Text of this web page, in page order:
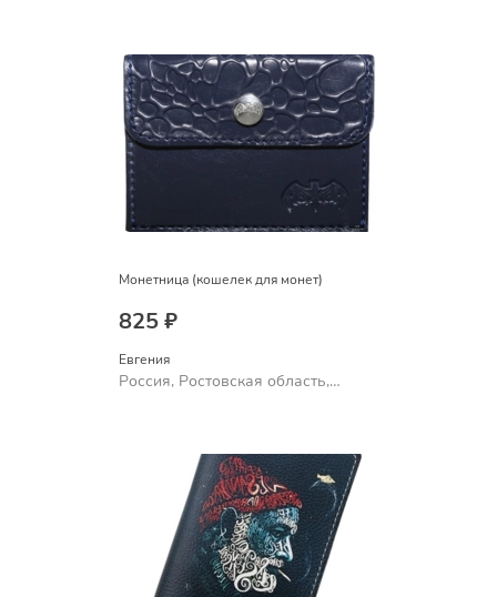
Монетница (кошелек для монет)
825 ₽
Евгения
Россия, Ростовская область,